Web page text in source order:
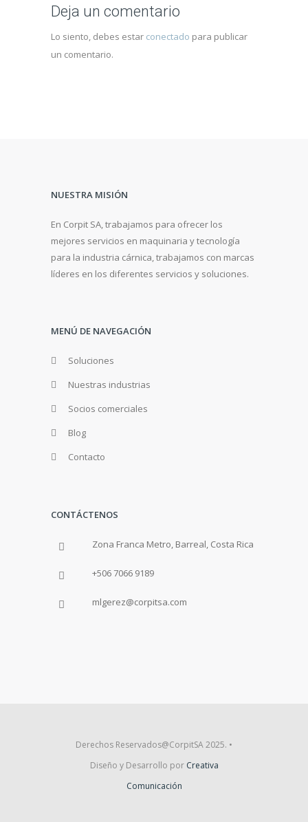
Deja un comentario
Lo siento, debes estar conectado para publicar
un comentario.
NUESTRA MISIÓN
En Corpit SA, trabajamos para ofrecer los
mejores servicios en maquinaria y tecnología
para la industria cárnica, trabajamos con marcas
líderes en los diferentes servicios y soluciones.
MENÚ DE NAVEGACIÓN
Soluciones
Nuestras industrias
Socios comerciales
Blog
Contacto
CONTÁCTENOS
Zona Franca Metro, Barreal, Costa Rica
+506 7066 9189
mlgerez@corpitsa.com
Derechos Reservados@CorpitSA 2025. •
Diseño y Desarrollo por Creativa
Comunicación